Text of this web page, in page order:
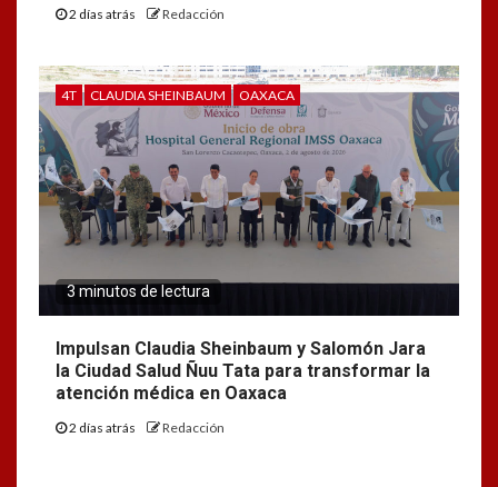
2 días atrás Redacción
4T CLAUDIA SHEINBAUM OAXACA
3 minutos de lectura
Impulsan Claudia Sheinbaum y Salomón Jara
la Ciudad Salud Ñuu Tata para transformar la
atención médica en Oaxaca
2 días atrás Redacción